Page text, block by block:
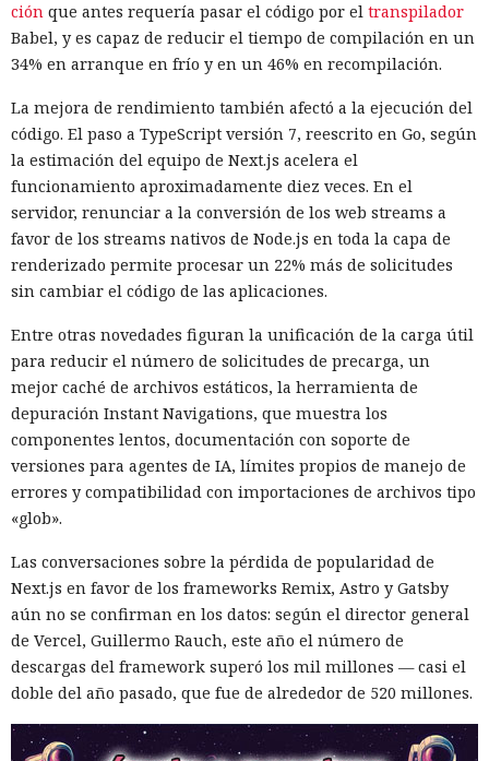
ción que antes requería pasar el código por el transpilador
Babel, y es capaz de reducir el tiempo de compilación en un
34% en arranque en frío y en un 46% en recompilación.
La mejora de rendimiento también afectó a la ejecución del
código. El paso a TypeScript versión 7, reescrito en Go, según
la estimación del equipo de Next.js acelera el
funcionamiento aproximadamente diez veces. En el
servidor, renunciar a la conversión de los web streams a
favor de los streams nativos de Node.js en toda la capa de
renderizado permite procesar un 22% más de solicitudes
sin cambiar el código de las aplicaciones.
Entre otras novedades figuran la unificación de la carga útil
para reducir el número de solicitudes de precarga, un
mejor caché de archivos estáticos, la herramienta de
depuración Instant Navigations, que muestra los
componentes lentos, documentación con soporte de
versiones para agentes de IA, límites propios de manejo de
errores y compatibilidad con importaciones de archivos tipo
«glob».
Las conversaciones sobre la pérdida de popularidad de
Next.js en favor de los frameworks Remix, Astro y Gatsby
aún no se confirman en los datos: según el director general
de Vercel, Guillermo Rauch, este año el número de
descargas del framework superó los mil millones — casi el
doble del año pasado, que fue de alrededor de 520 millones.